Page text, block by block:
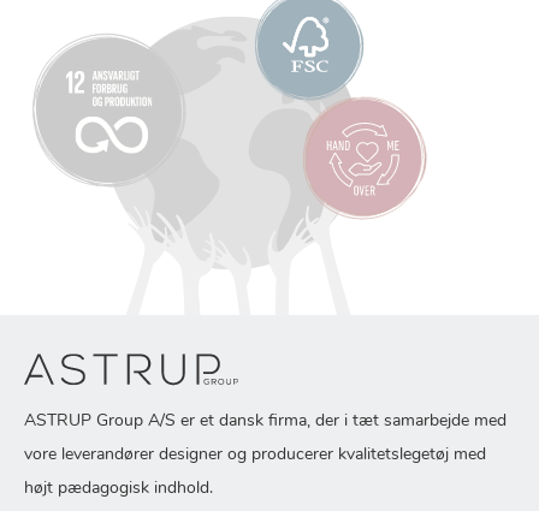
ASTRUP Group A/S er et dansk firma, der i tæt samarbejde med
vore leverandører designer og producerer kvalitetslegetøj med
højt pædagogisk indhold.